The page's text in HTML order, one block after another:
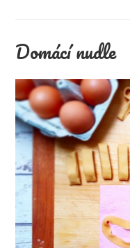
Domácí nudle